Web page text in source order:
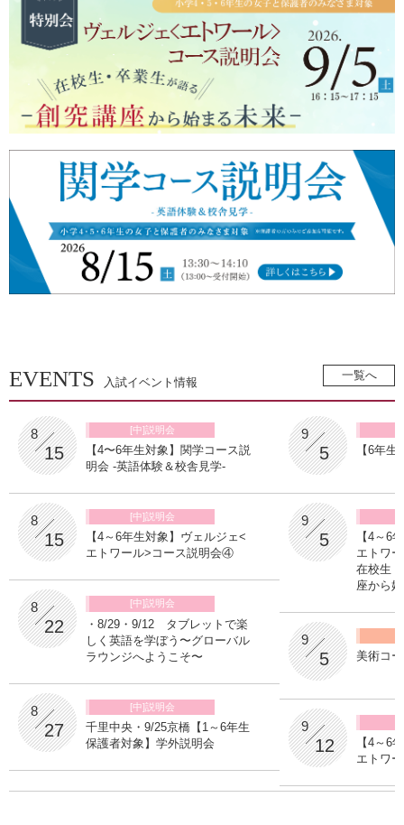
EVENTS 入試イベント情報
一覧へ
8
15
[中]説明会
【4〜6年生対象】関学コース説
明会 -英語体験＆校舎見学-
8
15
[中]説明会
【4～6年生対象】ヴェルジェ<
エトワール>コース説明会④
8
22
[中]説明会
・8/29・9/12 タブレットで楽
しく英語を学ぼう〜グローバル
ラウンジへようこそ〜
8
27
[中]説明会
千里中央・9/25京橋【1～6年生
保護者対象】学外説明会
9
5 【6年
9
5
【4～6
エトワ
在校生
座から
9
5 美術コ
9
12
【4～6
エトワ